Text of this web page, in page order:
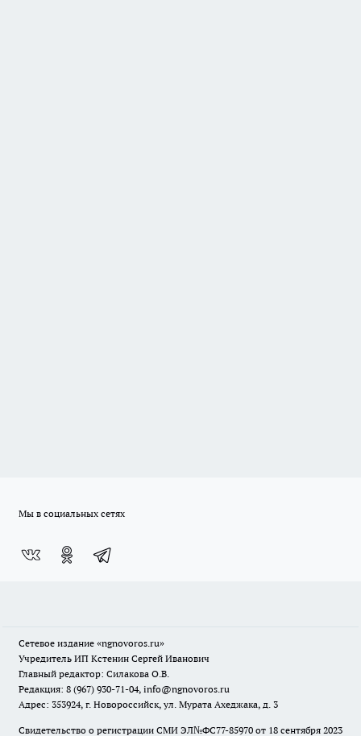
Мы в социальных сетях
Сетевое издание «ngnovoros.ru»
Учредитель ИП Кстенин Сергей Иванович
Главный редактор: Силакова О.В.
Редакция: 8 (967) 930-71-04, info@ngnovoros.ru
Адрес: 353924, г. Новороссийск, ул. Мурата Ахеджака, д. 3
Свидетельство о регистрации СМИ ЭЛ№ФС77-85970 от 18 сентября 2023